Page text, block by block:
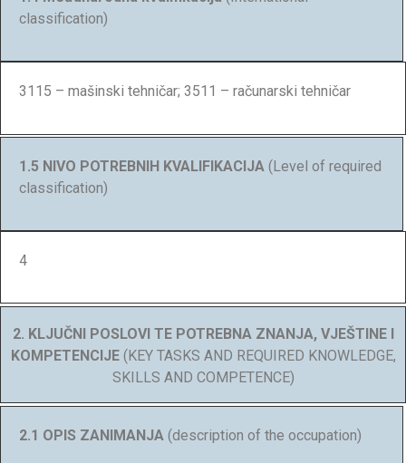
classification)
3115 – mašinski tehničar; 3511 – računarski tehničar
1.5 NIVO POTREBNIH KVALIFIKACIJA (Level of required
classification)
4
2. KLJUČNI POSLOVI TE POTREBNA ZNANJA, VJEŠTINE I
KOMPETENCIJE(KEY TASKS AND REQUIRED KNOWLEDGE,
SKILLS AND COMPETENCE)
2.1 OPIS ZANIMANJA (description of the occupation)